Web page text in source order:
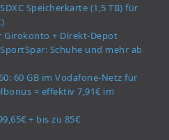
Speicherkarte (1,5 TB) für
Girokonto + Direkt-Depot
Schuhe und mehr ab
60 GB im Vodafone-Netz für
= effektiv 7,91€ im
+ bis zu 85€